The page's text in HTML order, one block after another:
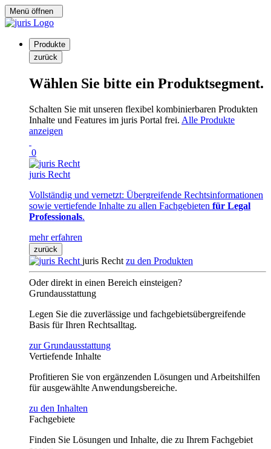
Menü öffnen
Produkte
zurück
Wählen Sie bitte ein Produktsegment.
Schalten Sie mit unseren flexibel kombinierbaren Produkten
Inhalte und Features im juris Portal frei. Alle Produkte
anzeigen
0
juris Recht
Vollständig und vernetzt: Übergreifende Rechtsinformationen
sowie vertiefende Inhalte zu allen Fachgebieten für Legal
Professionals.
mehr erfahren
zurück
juris Recht zu den Produkten
Oder direkt in einen Bereich einsteigen?
Grundausstattung
Legen Sie die zuverlässige und fachgebietsübergreifende
Basis für Ihren Rechtsalltag.
zur Grundausstattung
Vertiefende Inhalte
Profitieren Sie von ergänzenden Lösungen und Arbeitshilfen
für ausgewählte Anwendungsbereiche.
zu den Inhalten
Fachgebiete
Finden Sie Lösungen und Inhalte, die zu Ihrem Fachgebiet